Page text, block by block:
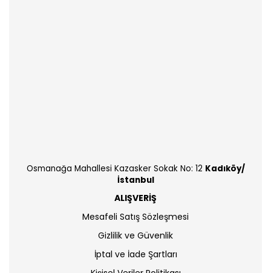
Osmanağa Mahallesi Kazasker Sokak No: 12 Kadıköy/
İstanbul
ALIŞVERİŞ
Mesafeli Satış Sözleşmesi
Gizlilik ve Güvenlik
İptal ve İade Şartları